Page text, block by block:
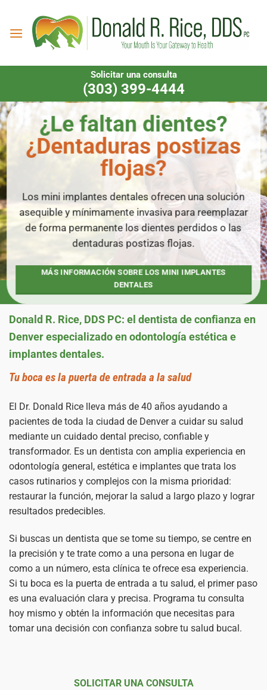
contenido
Solicitar una consulta
(303) 399-4444
¿Le faltan dientes?
¿Dentaduras postizas
flojas?
Los mini implantes dentales ofrecen una solución
asequible y mínimamente invasiva para reemplazar
de forma permanente los dientes perdidos o las
dentaduras postizas flojas.
MÁS INFORMACIÓN SOBRE LOS MINI IMPLANTES
DENTALES
Donald R. Rice, DDS PC: el dentista de confianza en
Denver especializado en odontología estética e
implantes dentales.
Tu boca es la puerta de entrada a la salud
El Dr. Donald Rice lleva más de 40 años ayudando a
pacientes de toda la ciudad de Denver a cuidar su salud
mediante un cuidado dental preciso, confiable y
transformador. Es un dentista con amplia experiencia en
odontología general, estética e implantes que trata los
casos rutinarios y complejos con la misma prioridad:
restaurar la función, mejorar la salud a largo plazo y lograr
resultados predecibles.
Si buscas un dentista que se tome su tiempo, se centre en
la precisión y te trate como a una persona en lugar de
como a un número, esta clínica te ofrece esa experiencia.
Si tu boca es la puerta de entrada a tu salud, el primer paso
es una evaluación clara y precisa. Programa tu consulta
hoy mismo y obtén la información que necesitas para
tomar una decisión con confianza sobre tu salud bucal.
SOLICITAR UNA CONSULTA